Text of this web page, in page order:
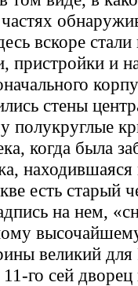
вскоре
пристройки и
стены
когда была
есть старый
на нем,
великий для
го сей дворец